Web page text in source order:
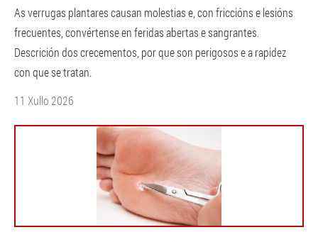
As verrugas plantares causan molestias e, con friccións e lesións
frecuentes, convértense en feridas abertas e sangrantes.
Descrición dos crecementos, por que son perigosos e a rapidez
con que se tratan.
11 Xullo 2026